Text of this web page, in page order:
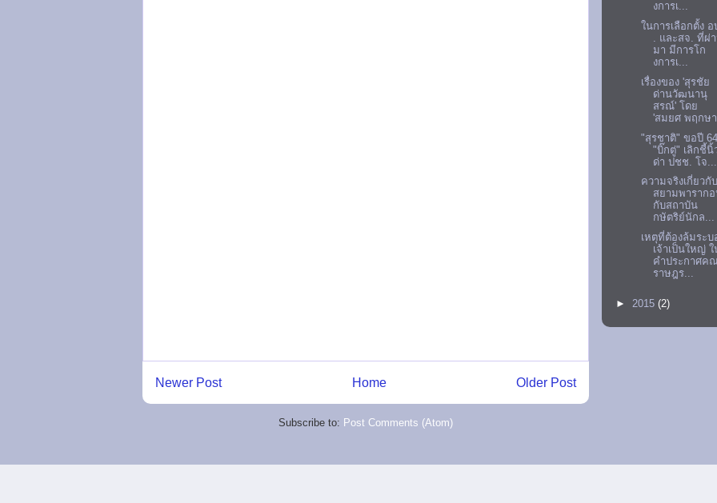
Newer Post Older Post
Home
Subscribe to: Post Comments (Atom)
งการเ...
ในการเลือกตั้ง อ
. และสจ. ที่ผ่
มา มีการโก
งการเ...
เรื่องของ 'สุรชัย
ด่านวัฒนานุ
สรณ์' โดย
'สมยศ พฤกษา
"สุรชาติ" ขอปี 64
"บิ๊กตู่" เลิกชี้นิ้
ด่า ปชช. โจ...
ความจริงเกี่ยวกับ
สยามพาราก
กับสถาบัน
กษัตริย์นักล...
เหตุที่ต้องล้มระบ
เจ้าเป็นใหญ่ ใ
คำประกาศค
ราษฎร...
► 2015 (2)